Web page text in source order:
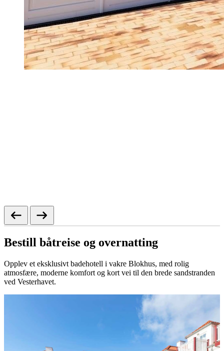
Bestill båtreise og overnatting
Opplev et eksklusivt badehotell i vakre Blokhus, med rolig
atmosfære, moderne komfort og kort vei til den brede sandstranden
ved Vesterhavet.